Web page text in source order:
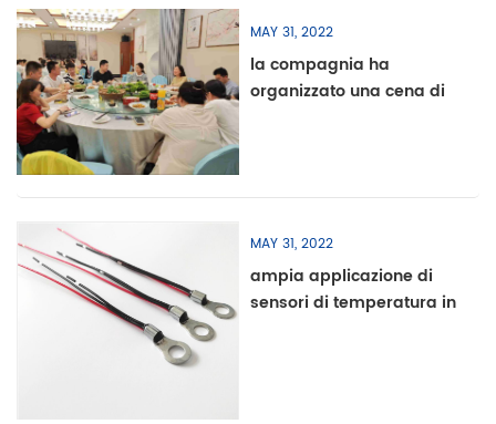
MAY 31, 2022
la compagnia ha
organizzato una cena di
MAY 31, 2022
ampia applicazione di
sensori di temperatura in